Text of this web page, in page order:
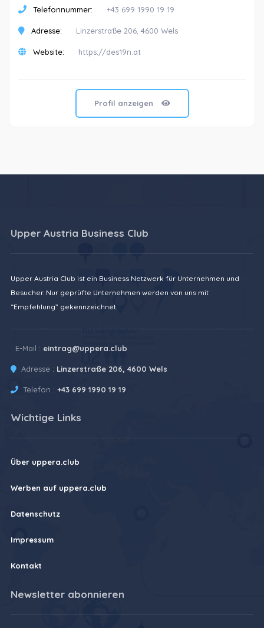
Telefonnummer: +43 699 1990 19 19
Adresse: Linzerstraße 206, 4600 Wels
Website: https://des19n.at
Profil anzeigen
Upper Austria Business Club
Upper Austria Club ist ein Business Netzwerk für Unternehmen und
Besucher. Nur geprüfte Unternehmen werden von uns mit
“Empfehlung” gekennzeichnet.
E-Mail : eintrag@uppera.club
Adresse : Linzerstraße 206, 4600 Wels
Telefon : +43 699 1990 19 19
Wichtige Links
Über uppera.club
Werben auf uppera.club
Datenschutz
Impressum
Kontakt
Newsletter abonnieren